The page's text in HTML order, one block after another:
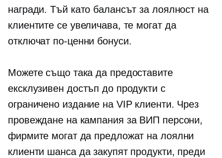
награди. Тъй като балансът за лоялност на
клиентите се увеличава, те могат да
отключат по-ценни бонуси.
Можете също така да предоставите
ексклузивен достъп до продукти с
ограничено издание на VIP клиенти. Чрез
провеждане на кампания за ВИП персони,
фирмите могат да предложат на лоялни
клиенти шанса да закупят продукти, преди